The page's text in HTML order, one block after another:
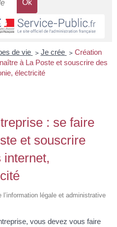
de vie > Je crée > Création
à La Poste et souscrire des
électricité
: se faire
et souscrire
internet,
légale et administrative
vous devez vous faire